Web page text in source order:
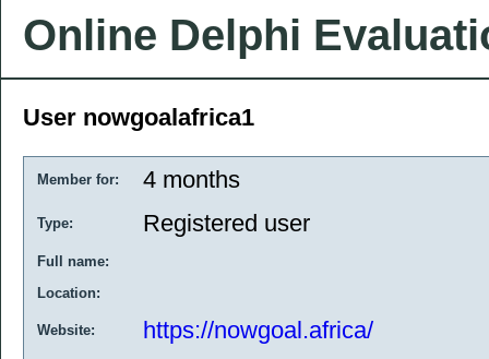
Online Delphi
User nowgoalafrica1
Member for: 4 months
Type: Registered user
Full name:
Location:
Website: https://nowgoal.africa/